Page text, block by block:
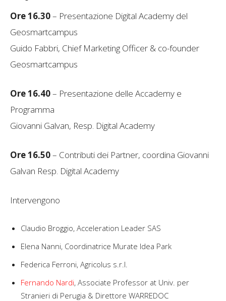
Ore 16.30– Presentazione Digital Academy del
Geosmartcampus
Guido Fabbri, Chief Marketing Officer & co-founder
Geosmartcampus
Ore 16.40– Presentazione delle Accademy e
Programma
Giovanni Galvan, Resp. Digital Academy
Ore 16.50– Contributi dei Partner, coordina Giovanni
Galvan Resp. Digital Academy
Intervengono
Claudio Broggio, Acceleration Leader SAS
Elena Nanni, Coordinatrice Murate Idea Park
Federica Ferroni, Agricolus s.r.l.
Fernando Nardi, Associate Professor at Univ. per
Stranieri di Perugia & Direttore WARREDOC